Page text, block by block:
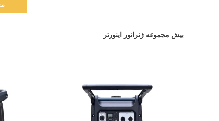
بیش مجموعه ژنراتور اینورتر